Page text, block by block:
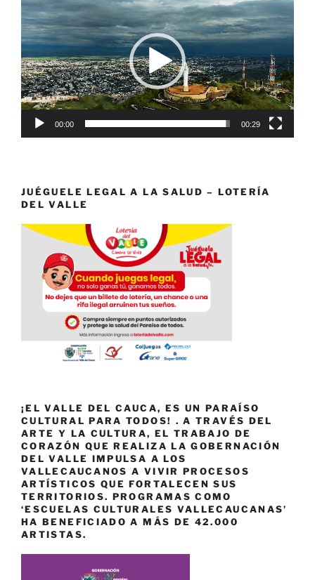
de
vídeo
00:00 00:29
JUÉGUELE LEGAL A LA SALUD – LOTERÍA
DEL VALLE
¡EL VALLE DEL CAUCA, ES UN PARAÍSO
CULTURAL PARA TODOS! . A TRAVÉS DEL
ARTE Y LA CULTURA, EL TRABAJO DE
CORAZÓN QUE REALIZA LA GOBERNACIÓN
DEL VALLE IMPULSA A LOS
VALLECAUCANOS A VIVIR PROCESOS
ARTÍSTICOS QUE FORTALECEN SUS
TERRITORIOS. PROGRAMAS COMO
‘ESCUELAS CULTURALES VALLECAUCANAS’
HA BENEFICIADO A MÁS DE 42.000
ARTISTAS.